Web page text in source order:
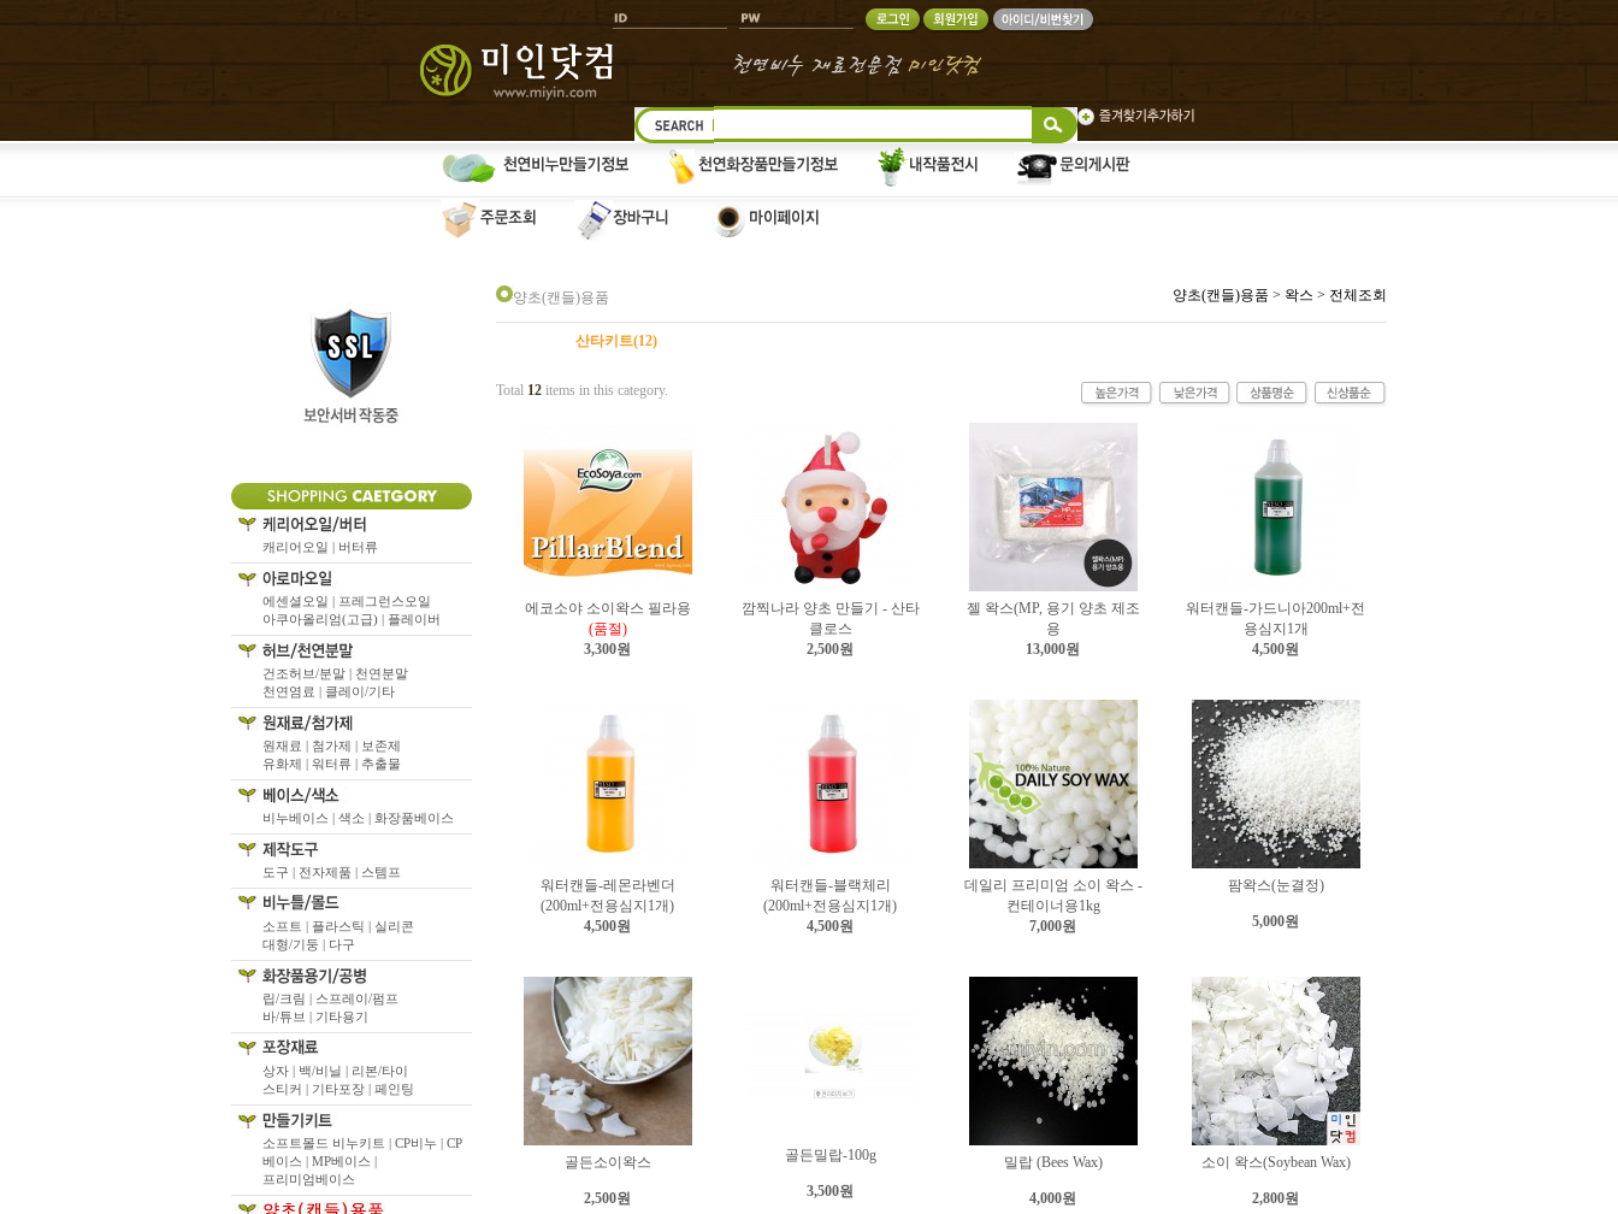
캐리어오일 | 버터류
에센셜오일 | 프레그런스오일
아쿠아올리엄(고급) | 플레이버
건조허브/분말 | 천연분말
천연염료 | 클레이/기타
원재료 | 첨가제 | 보존제
유화제 | 워터류 | 추출물
비누베이스 | 색소 | 화장품베이스
도구 | 전자제품 | 스템프
소프트 | 플라스틱 | 실리콘
대형/기둥 | 다구
립/크림 | 스프레이/펌프
바/튜브 | 기타용기
상자 | 백/비닐 | 리본/타이
스티커 | 기타포장 | 페인팅
소프트몰드 비누키트 | CP비누 | CP
베이스 | MP베이스 |
프리미엄베이스
양초(캔들)용품 양초(캔들)용품 > 왁스 > 전체조회
산타키트(12)
Total 12 items in this category.
에코소야 소이왁스 필라용
(품절)
3,300원
깜찍나라 양초 만들기 - 산타
클로스
2,500원
젤 왁스(MP, 용기 양초 제조
용
13,000원
워터캔들-가드니아200ml+전
용심지1개
4,500원
워터캔들-레몬라벤더
(200ml+전용심지1개)
4,500원
워터캔들-블랙체리
(200ml+전용심지1개)
4,500원
데일리 프리미엄 소이 왁스 -
컨테이너용1kg
7,000원
팜왁스(눈결정)
5,000원
골든소이왁스
2,500원
골든밀랍-100g
3,500원
밀랍 (Bees Wax)
4,000원
소이 왁스(Soybean Wax)
2,800원